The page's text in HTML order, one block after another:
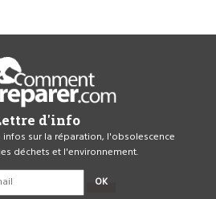
d'info
infos sur la réparation, l'obsolescence
déchets et l'environnement.
OK